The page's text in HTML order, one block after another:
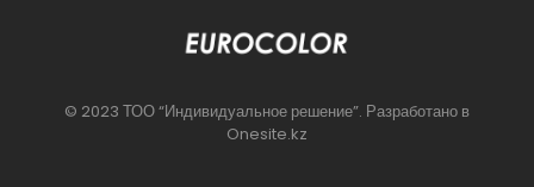
© 2023 ТОО “Индивидуальное решение”. Разработано в
Onesite.kz